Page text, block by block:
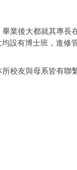
業後大都就其專
設有博士班，進
校友與母系皆有